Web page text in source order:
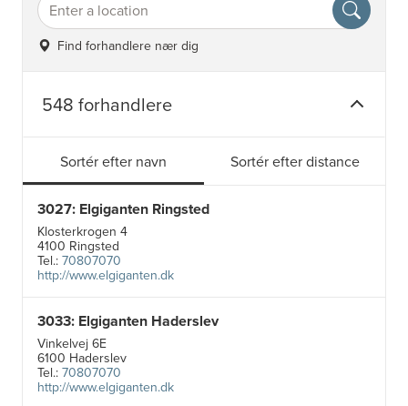
Find forhandlere nær dig
548 forhandlere
Sortér efter navn Sortér efter distance
3027: Elgiganten Ringsted
Klosterkrogen 4
4100 Ringsted
Tel.: 70807070
http://www.elgiganten.dk
3033: Elgiganten Haderslev
Vinkelvej 6E
6100 Haderslev
Tel.: 70807070
http://www.elgiganten.dk